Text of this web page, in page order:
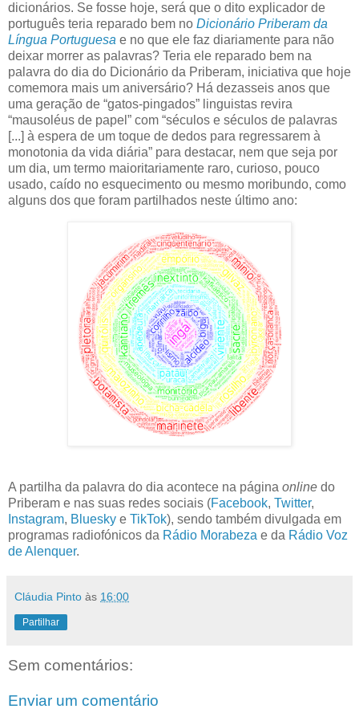
dicionários. Se fosse hoje, será que o dito explicador de
português teria reparado bem no Dicionário Priberam da
Língua Portuguesa e no que ele faz diariamente para não
deixar morrer as palavras? Teria ele reparado bem na
palavra do dia do Dicionário da Priberam, iniciativa que hoje
comemora mais um aniversário? Há dezasseis anos que
uma geração de “gatos-pingados” linguistas revira
“mausoléus de papel” com “séculos e séculos de palavras
[...] à espera de um toque de dedos para regressarem à
monotonia da vida diária” para destacar, nem que seja por
um dia, um termo maioritariamente raro, curioso, pouco
usado, caído no esquecimento ou mesmo moribundo, como
alguns dos que foram partilhados neste último ano:
A partilha da palavra do dia acontece na página online do
Priberam e nas suas redes sociais (Facebook, Twitter,
Instagram, Bluesky e TikTok), sendo também divulgada em
programas radiofónicos da Rádio Morabeza e da Rádio Voz
de Alenquer.
Cláudia Pinto às 16:00
Partilhar
Sem comentários:
Enviar um comentário